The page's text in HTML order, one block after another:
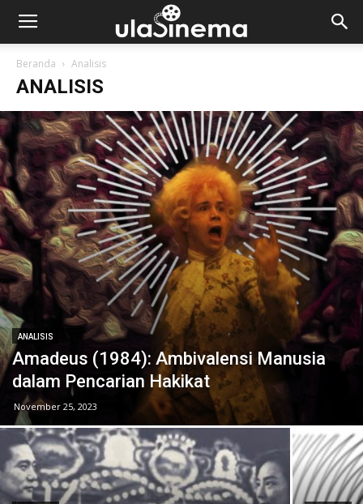
Beranda Analisis
ANALISIS
ANALISIS
Amadeus (1984): Ambivalensi Manusia
dalam Pencarian Hakikat
November 25, 2023